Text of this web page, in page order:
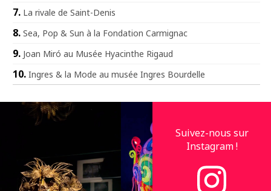
La rivale de Saint-Denis
Sea, Pop & Sun à la Fondation Carmignac
Joan Miró au Musée Hyacinthe Rigaud
Ingres & la Mode au musée Ingres Bourdelle
Suivez-nous sur
Instagram !